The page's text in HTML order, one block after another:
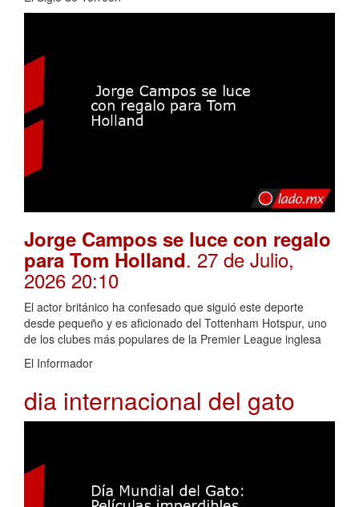
Jorge Campos se luce con regalo
para Tom Holland. 27 de Julio,
2026 20:10
El actor británico ha confesado que siguió este deporte
desde pequeño y es aficionado del Tottenham Hotspur, uno
de los clubes más populares de la Premier League inglesa
El Informador
dia internacional del gato